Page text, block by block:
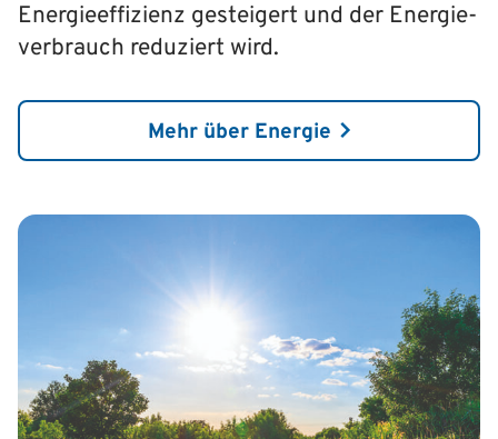
Energie­effizienz gesteigert und der Energie­
verbrauch reduziert wird.
Mehr über Energie